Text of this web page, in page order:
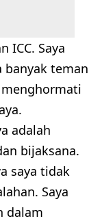
ICC. Saya
banyak teman
adalah
bijaksana.
saya tidak
Saya
dalam